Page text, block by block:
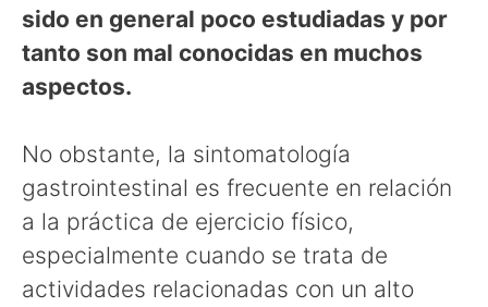
sido en general poco estudiadas y por
tanto son mal conocidas en muchos
aspectos.
No obstante, la sintomatología
gastrointestinal es frecuente en relación
a la práctica de ejercicio físico,
especialmente cuando se trata de
actividades relacionadas con un alto